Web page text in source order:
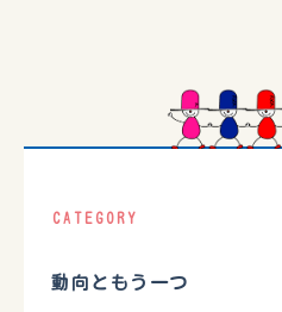
CATEGORY
動向ともう一つ